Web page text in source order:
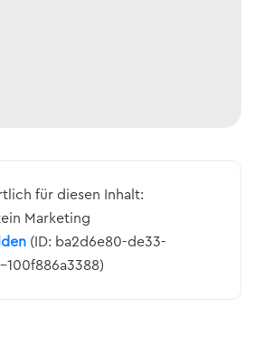
für diesen Inhalt:
Marketing
(ID: ba2d6e80-de33-
100f886a3388)